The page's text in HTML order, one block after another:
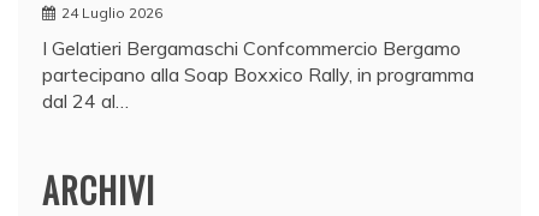
24 Luglio 2026
I Gelatieri Bergamaschi Confcommercio Bergamo
partecipano alla Soap Boxxico Rally, in programma
dal 24 al…
ARCHIVI